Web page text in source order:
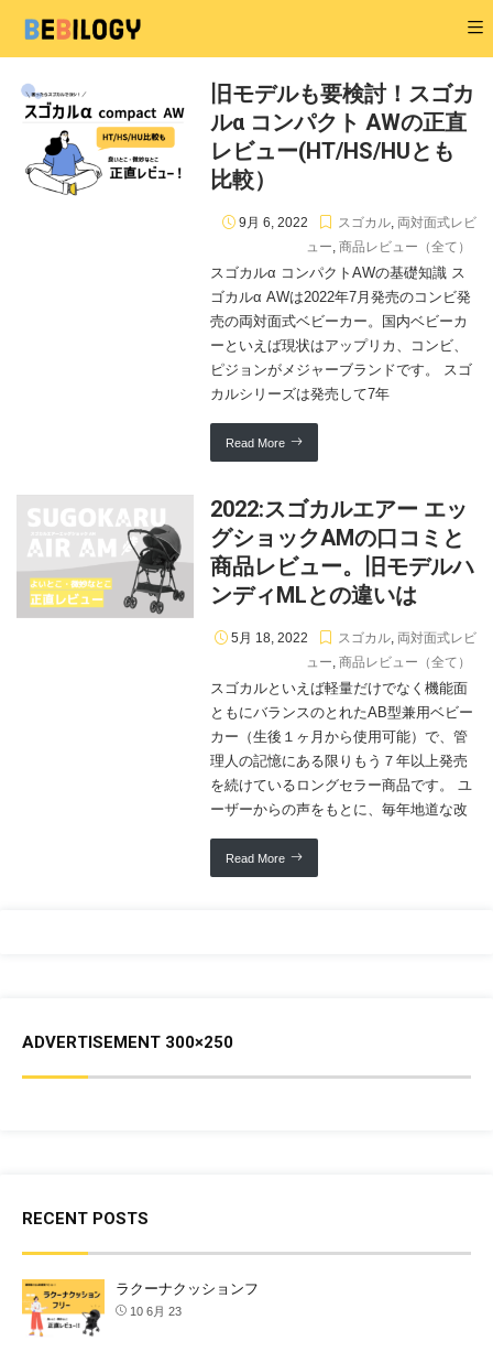
旧モデルも要検討！スゴカ
ルα コンパクト AWの正直
レビュー(HT/HS/HUとも
比較）
9月 6, 2022 スゴカル, 両対面式レビ
ュー, 商品レビュー（全て）
スゴカルα コンパクトAWの基礎知識 ス
ゴカルα AWは2022年7月発売のコンビ発
売の両対面式ベビーカー。国内ベビーカ
ーといえば現状はアップリカ、コンビ、
ピジョンがメジャーブランドです。 スゴ
カルシリーズは発売して7年
Read More
2022:スゴカルエアー エッ
グショックAMの口コミと
商品レビュー。旧モデルハ
ンディMLとの違いは
5月 18, 2022 スゴカル, 両対面式レビ
ュー, 商品レビュー（全て）
スゴカルといえば軽量だけでなく機能面
ともにバランスのとれたAB型兼用ベビー
カー（生後１ヶ月から使用可能）で、管
理人の記憶にある限りもう７年以上発売
を続けているロングセラー商品です。 ユ
ーザーからの声をもとに、毎年地道な改
Read More
ADVERTISEMENT 300×250
RECENT POSTS
ラクーナクッションフ
10 6月 23